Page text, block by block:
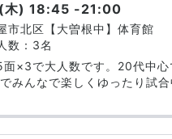
木) 18:45 -21:00
市北区【大曽根中】体育館
数：3名
×3で大人数です。20代中心
でみんなで楽しくゆったり試